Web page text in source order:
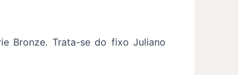
Bronze. Trata-se do fixo Juliano